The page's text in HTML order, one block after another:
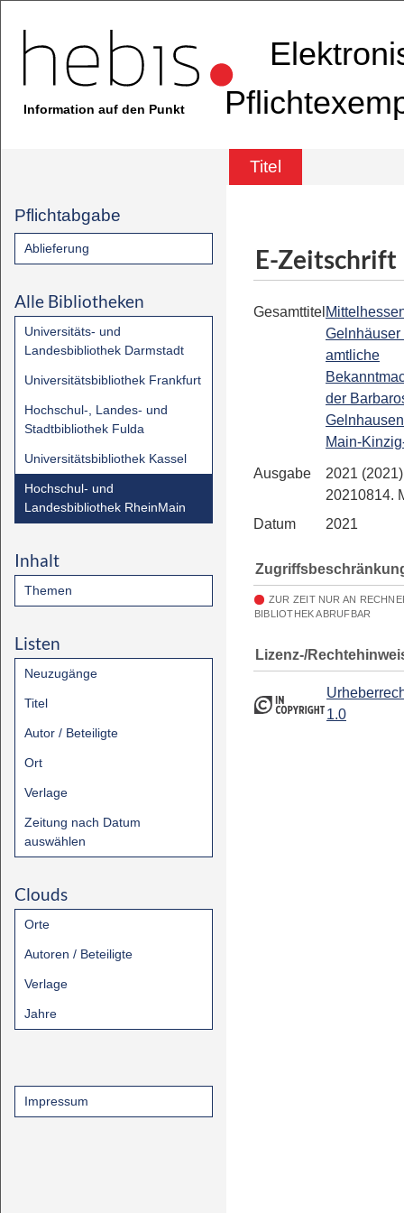
Information auf den Punkt
Titel
Pflichtabgabe
Ablieferung
Alle Bibliotheken
Universitäts- und
Landesbibliothek Darmstadt
Universitätsbibliothek Frankfurt
Hochschul-, Landes- und
Stadtbibliothek Fulda
Universitätsbibliothek Kassel
Hochschul- und
Landesbibliothek RheinMain
Inhalt
Themen
Listen
Neuzugänge
Titel
Autor / Beteiligte
Ort
Verlage
Zeitung nach Datum
auswählen
Clouds
Orte
Autoren / Beteiligte
Verlage
Jahre
Impressum
E-Zeitschrift
Gesamttitel
Gelnhäuser
amtliche
der
Main-
Ausgabe
2021 (2021)
20210814.
Datum
2021
ZUR ZEIT NUR AN
BIBLIOTHEK ABRUFBAR
Lizenz-/
1.0